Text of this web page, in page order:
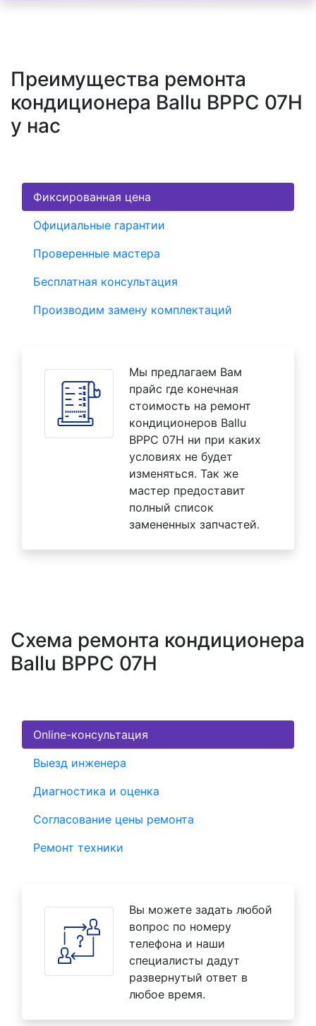
Преимущества ремонта
кондиционера Ballu BPPC 07H
у нас
Фиксированная цена
Официальные гарантии
Проверенные мастера
Бесплатная консультация
Производим замену комплектаций
Мы предлагаем Вам
прайс где конечная
стоимость на ремонт
кондиционеров Ballu
BPPC 07H ни при каких
условиях не будет
изменяться. Так же
мастер предоставит
полный список
замененных запчастей.
Схема ремонта кондиционера
Ballu BPPC 07H
Online-консультация
Выезд инженера
Диагностика и оценка
Согласование цены ремонта
Ремонт техники
Вы можете задать любой
вопрос по номеру
телефона и наши
специалисты дадут
развернутый ответ в
любое время.